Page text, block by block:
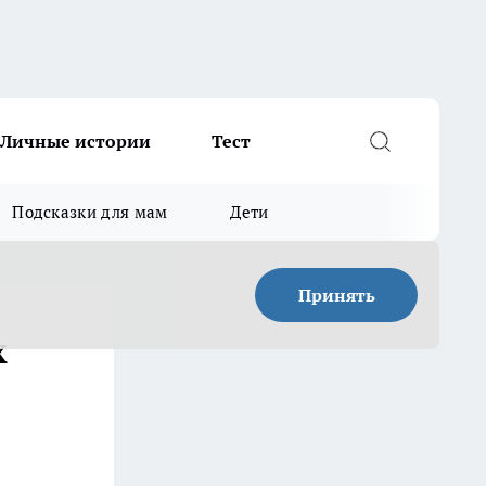
Личные истории Тест
Подсказки для мам Дети
Принять